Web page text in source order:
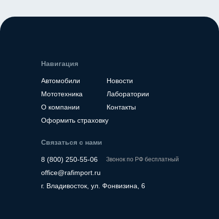
Навигация
Автомобили
Мототехника
О компании
Оформить страховку
Новости
Лаборатории
Контакты
Связаться с нами
8 (800) 250-55-06
office@rafimport.ru
г. Владивосток, ул. Фонвизина, 6
Звонок по РФ бесплатный